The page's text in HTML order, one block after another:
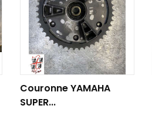
AJOUTER AU PANIER
Couronne YAMAHA
SUPER...